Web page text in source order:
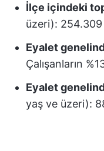
İlçe içindeki
üzeri): 254.309
Eyalet
Çalışanların
Eyalet
yaş ve üzeri):